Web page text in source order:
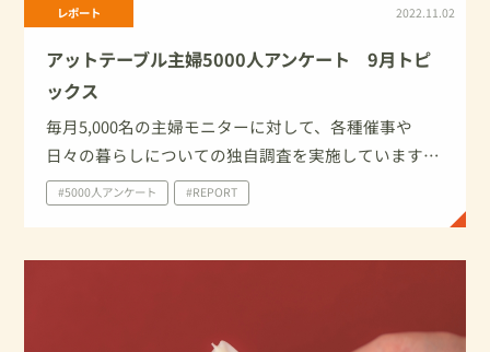
レポート 2022.11.02
アットテーブル主婦5000人アンケート 9月トピ
ックス
毎月5,000名の主婦モニターに対して、各種催事や
日々の暮らしについての独自調査を実施しています。
今回は、2022年9月に家庭で実施したイベント・行事
について、及び敬老の日についての調査結果を一部ご
#5000人アンケート #REPORT